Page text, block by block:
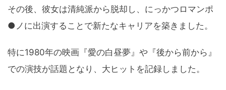
その後、彼女は清純派から脱却し、にっかつロマンポ
●ノに出演することで新たなキャリアを築きました。
特に1980年の映画『愛の白昼夢』や『後から前から』
での演技が話題となり、大ヒットを記録しました。